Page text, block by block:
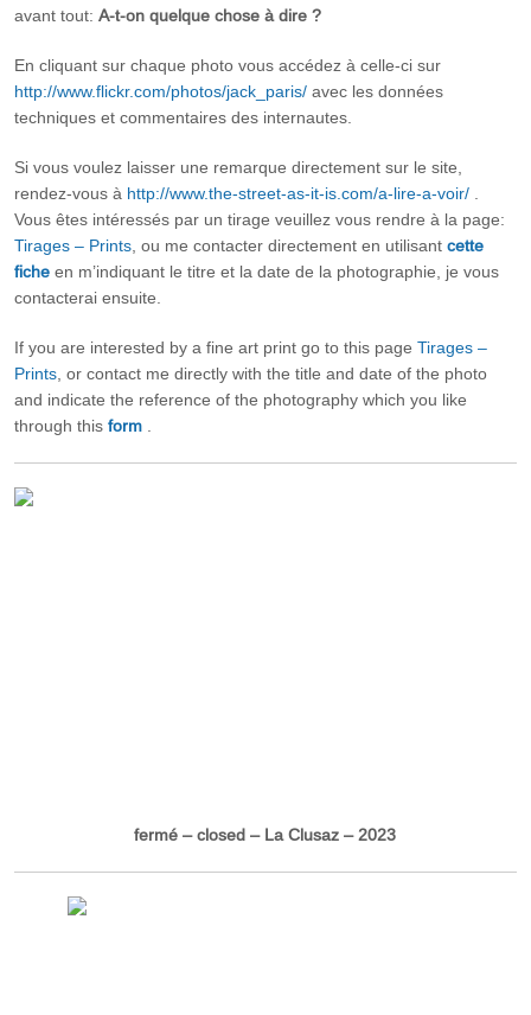
avant tout:A-t-on quelque chose à dire ?
En cliquant sur chaque photo vous accédez à celle-ci sur
http://www.flickr.com/photos/jack_paris/ avec les données
techniques et commentaires des internautes.
Si vous voulez laisser une remarque directement sur le site,
rendez-vous à http://www.the-street-as-it-is.com/a-lire-a-voir/
Vous êtes intéressés par un tirage veuillez vous rendre à la page:
Tirages – Prints , ou me contacter directement en utilisantcette
fiche en m’indiquant le titre et la date de la photographie, je vous
contacterai ensuite.
If you are interested by a fine art print go to this pageTirages –
Prints , or contact me directly with the title and date of the photo
and indicate the reference of the photography which you like
through thisform
fermé – closed – La Clusaz – 2023